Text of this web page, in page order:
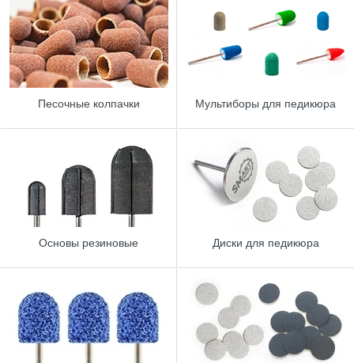
Песочные колпачки Мультиборы для педикюра
Основы резиновые Диски для педикюра